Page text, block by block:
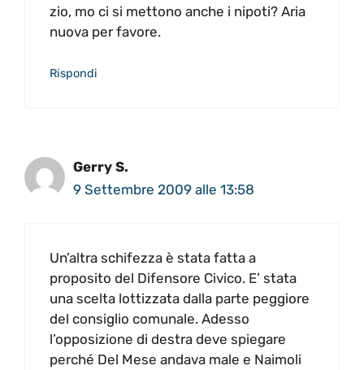
zio, mo ci si mettono anche i nipoti? Aria
nuova per favore.
Rispondi
Gerry S.
9 Settembre 2009 alle 13:58
Un’altra schifezza è stata fatta a
proposito del Difensore Civico. E’ stata
una scelta lottizzata dalla parte peggiore
del consiglio comunale. Adesso
l’opposizione di destra deve spiegare
perché Del Mese andava male e Naimoli